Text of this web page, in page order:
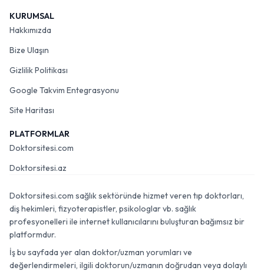
KURUMSAL
Hakkımızda
Bize Ulaşın
Gizlilik Politikası
Google Takvim Entegrasyonu
Site Haritası
PLATFORMLAR
Doktorsitesi.com
Doktorsitesi.az
Doktorsitesi.com sağlık sektöründe hizmet veren tıp doktorları,
diş hekimleri, fizyoterapistler, psikologlar vb. sağlık
profesyonelleri ile internet kullanıcılarını buluşturan bağımsız bir
platformdur.
İş bu sayfada yer alan doktor/uzman yorumları ve
değerlendirmeleri, ilgili doktorun/uzmanın doğrudan veya dolaylı